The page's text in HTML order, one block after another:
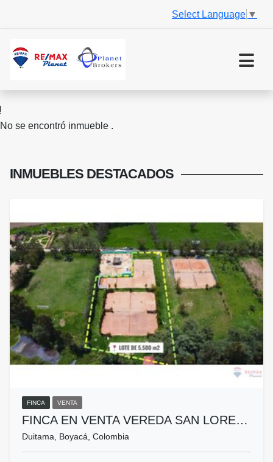
Select Language ▼
No se encontró inmueble .
INMUEBLES DESTACADOS
FINCA VENTA
FINCA EN VENTA VEREDA SAN LORE…
Duitama, Boyacá, Colombia